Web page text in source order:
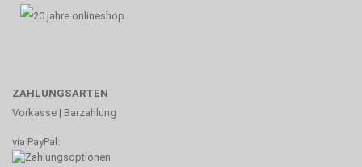
ZAHLUNGSARTEN
Vorkasse | Barzahlung
via PayPal: